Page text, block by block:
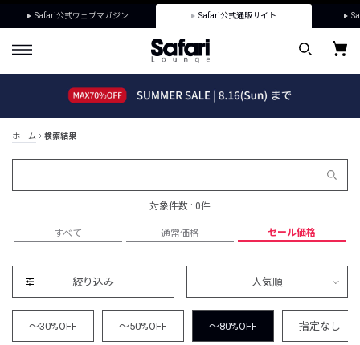
Safari公式ウェブマガジン Safari公式通販サイト
ホーム 検索結果
対象件数 : 0件
すべて 通常価格 セール価格
絞り込み 人気順
～30%OFF ～50%OFF ～80%OFF 指定なし